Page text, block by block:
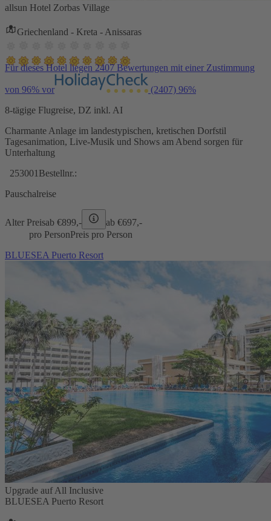
allsun Hotel Zorbas Village
Griechenland - Kreta - Anissaras
Für dieses Hotel liegen 2407 Bewertungen mit einer Zustimmung
von 96% vor (2407) 96%
8-tägige Flugreise, DZ inkl. AI
Charmante Anlage im landestypischen, kretischen Dorfstil
Tagesanimation, Live-Musik und Shows am Abend sorgen für
Unterhaltung
253001 Bestellnr.:
Pauschalreise
Alter Preisab €899,- ab €697,-
pro PersonPreis pro Person
BLUESEA Puerto Resort
Upgrade auf All Inclusive
BLUESEA Puerto Resort